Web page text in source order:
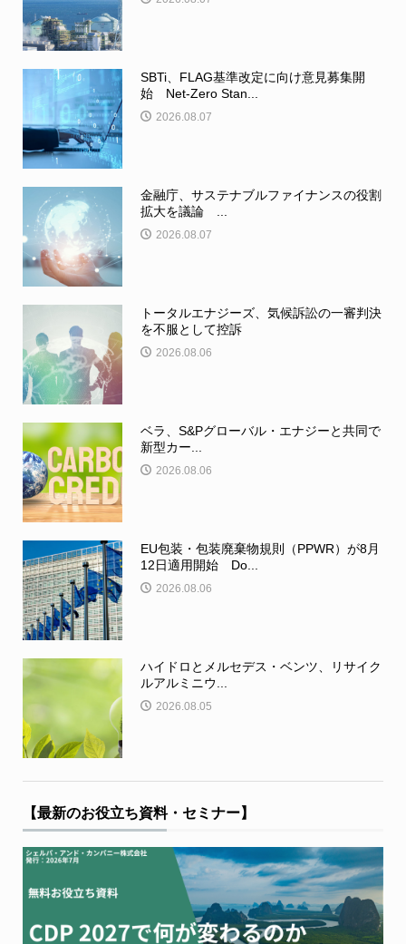
SBTi、FLAG基準改定に向け意見募集開
始 Net-Zero Stan...
2026.08.07
金融庁、サステナブルファイナンスの役割
拡大を議論 ...
2026.08.07
トータルエナジーズ、気候訴訟の一審判決
を不服として控訴
2026.08.06
ベラ、S&Pグローバル・エナジーと共同で
新型カー...
2026.08.06
EU包装・包装廃棄物規則（PPWR）が8月
12日適用開始 Do...
2026.08.06
ハイドロとメルセデス・ベンツ、リサイク
ルアルミニウ...
2026.08.05
【最新のお役立ち資料・セミナー】